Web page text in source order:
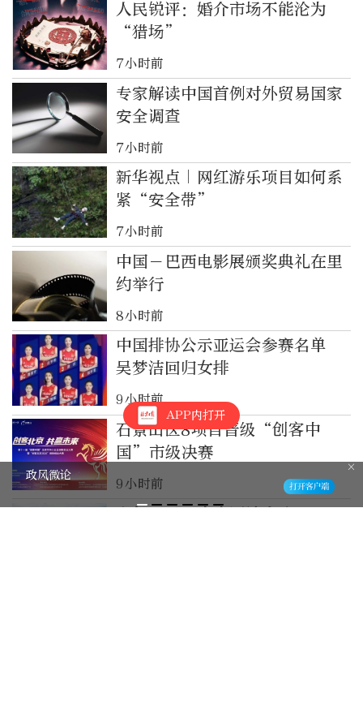
人民锐评：婚介市场不能沦为
“猎场”
7小时前
专家解读中国首例对外贸易国家
安全调查
7小时前
新华视点｜网红游乐项目如何系
紧“安全带”
7小时前
中国－巴西电影展颁奖典礼在里
约举行
8小时前
中国排协公示亚运会参赛名单
吴梦洁回归女排
9小时前
石景山区8项目晋级“创客中
国”市级决赛
9小时前
今年夏天，去中国纳个凉
APP内打开
政风微论